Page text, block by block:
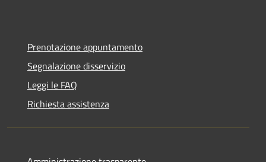
Prenotazione appuntamento
Segnalazione disservizio
Leggi le FAQ
Richiesta assistenza